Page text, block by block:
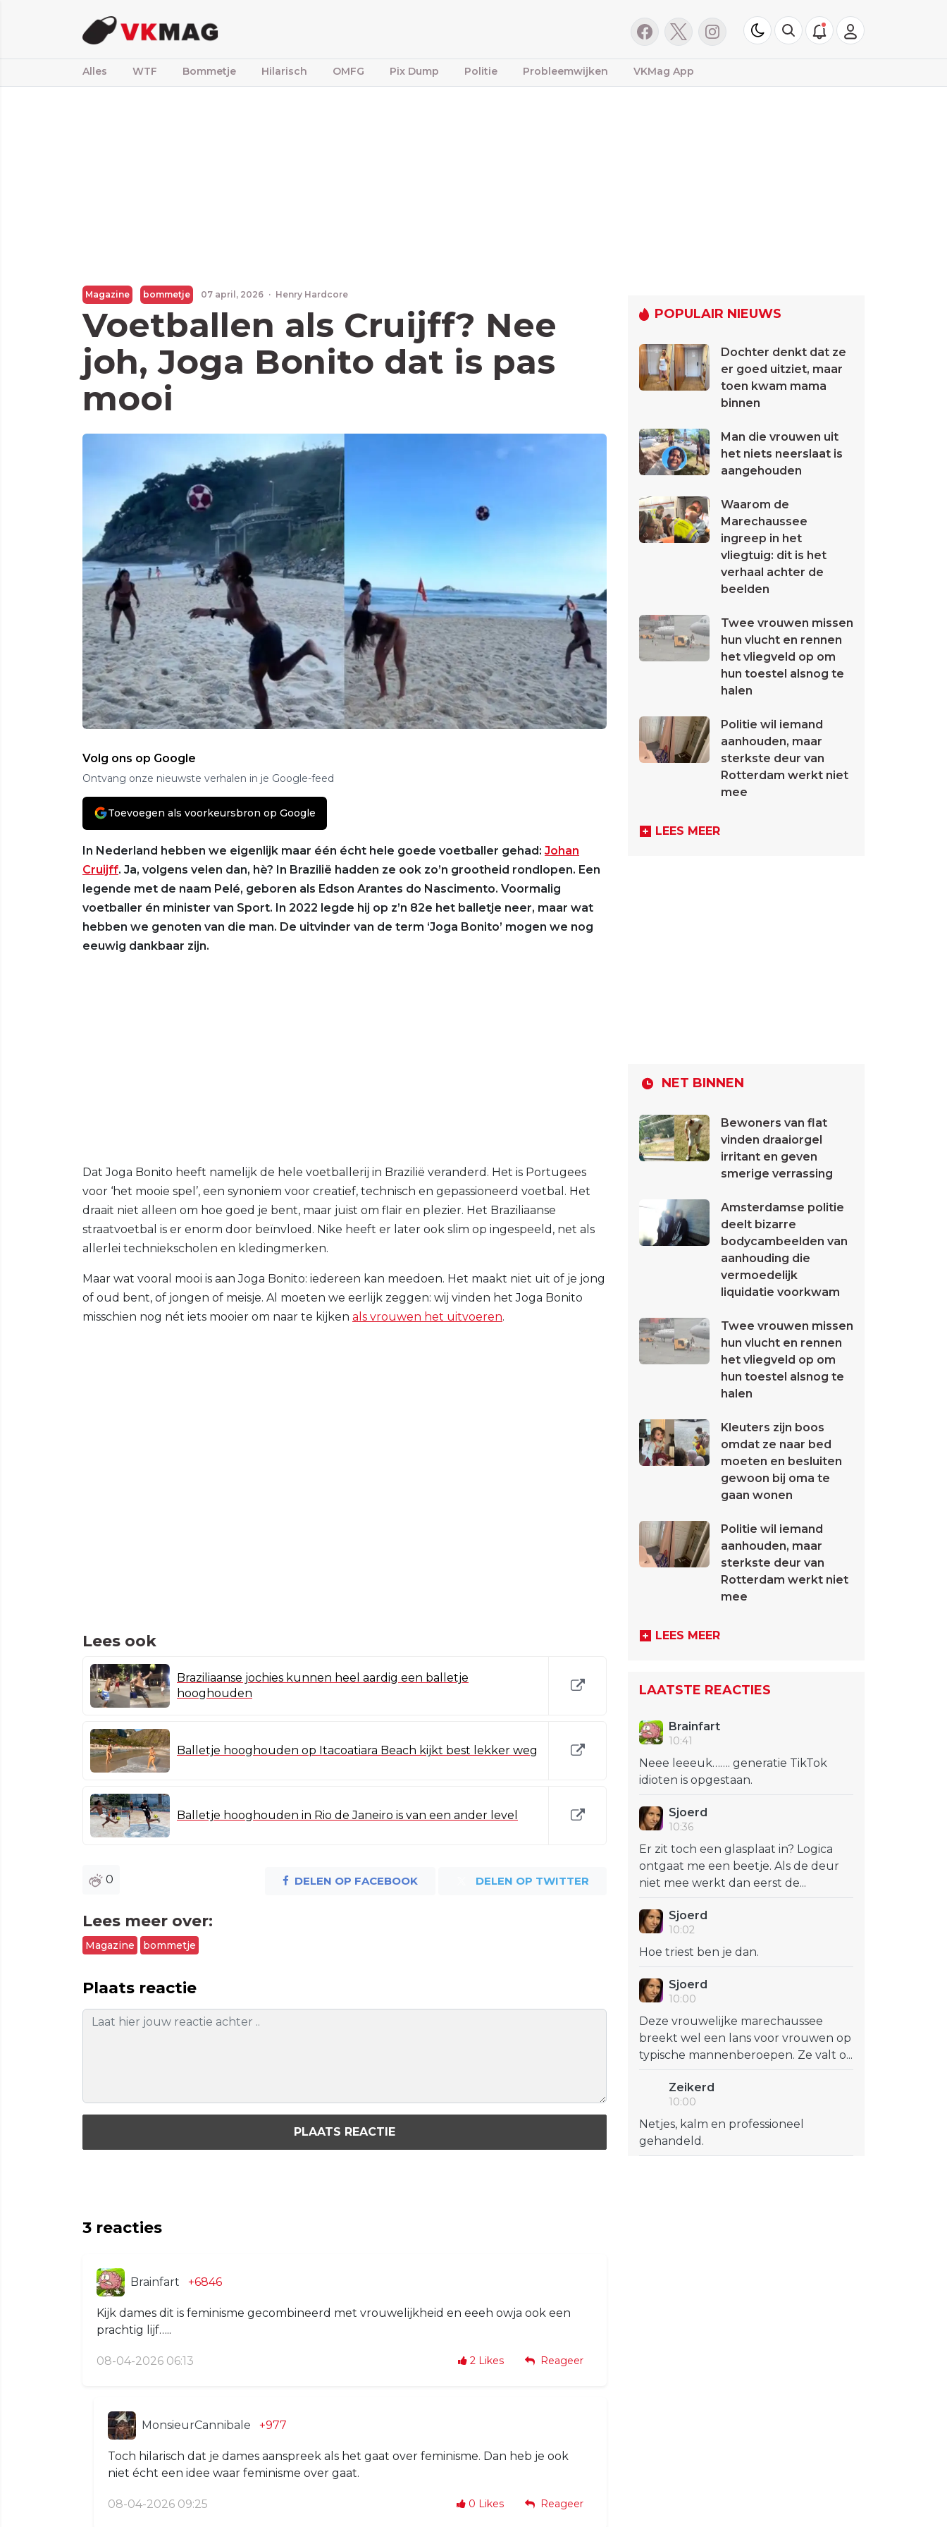
Alles WTF Bommetje Hilarisch OMFG Pix Dump Politie Probleemwijken VKMag App
Magazine bommetje 07 april, 2026 · Henry Hardcore
Voetballen als Cruijff? Nee
joh, Joga Bonito dat is pas
mooi
Volg ons op Google
Ontvang onze nieuwste verhalen in je Google-feed
Toevoegen als voorkeursbron op Google
In Nederland hebben we eigenlijk maar één écht hele goede voetballer gehad: Johan
Cruijff. Ja, volgens velen dan, hè? In Brazilië hadden ze ook zo’n grootheid rondlopen. Een
legende met de naam Pelé, geboren als Edson Arantes do Nascimento. Voormalig
voetballer én minister van Sport. In 2022 legde hij op z’n 82e het balletje neer, maar wat
hebben we genoten van die man. De uitvinder van de term ‘Joga Bonito’ mogen we nog
eeuwig dankbaar zijn.
Dat Joga Bonito heeft namelijk de hele voetballerij in Brazilië veranderd. Het is Portugees
voor ‘het mooie spel’, een synoniem voor creatief, technisch en gepassioneerd voetbal. Het
draait niet alleen om hoe goed je bent, maar juist om flair en plezier. Het Braziliaanse
straatvoetbal is er enorm door beïnvloed. Nike heeft er later ook slim op ingespeeld, net als
allerlei techniekscholen en kledingmerken.
Maar wat vooral mooi is aan Joga Bonito: iedereen kan meedoen. Het maakt niet uit of je jong
of oud bent, of jongen of meisje. Al moeten we eerlijk zeggen: wij vinden het Joga Bonito
misschien nog nét iets mooier om naar te kijken als vrouwen het uitvoeren.
Lees ook
Braziliaanse jochies kunnen heel aardig een balletje
hooghouden
Balletje hooghouden op Itacoatiara Beach kijkt best lekker weg
Balletje hooghouden in Rio de Janeiro is van een ander level
0 DELEN OP FACEBOOK DELEN OP TWITTER
Lees meer over:
Magazine bommetje
Plaats reactie
PLAATS REACTIE
3 reacties
Brainfart +6846
Kijk dames dit is feminisme gecombineerd met vrouwelijkheid en eeeh owja ook een
prachtig lijf…..
08-04-2026 06:13 2 Likes Reageer
MonsieurCannibale +977
Toch hilarisch dat je dames aanspreek als het gaat over feminisme. Dan heb je ook
niet écht een idee waar feminisme over gaat.
08-04-2026 09:25 0 Likes Reageer
POPULAIR NIEUWS
Dochter denkt dat ze
er goed uitziet, maar
toen kwam mama
binnen
Man die vrouwen uit
het niets neerslaat is
aangehouden
Waarom de
Marechaussee
ingreep in het
vliegtuig: dit is het
verhaal achter de
beelden
Twee vrouwen missen
hun vlucht en rennen
het vliegveld op om
hun toestel alsnog te
halen
Politie wil iemand
aanhouden, maar
sterkste deur van
Rotterdam werkt niet
mee
LEES MEER
NET BINNEN
Bewoners van flat
vinden draaiorgel
irritant en geven
smerige verrassing
Amsterdamse politie
deelt bizarre
bodycambeelden van
aanhouding die
vermoedelijk
liquidatie voorkwam
Twee vrouwen missen
hun vlucht en rennen
het vliegveld op om
hun toestel alsnog te
halen
Kleuters zijn boos
omdat ze naar bed
moeten en besluiten
gewoon bij oma te
gaan wonen
Politie wil iemand
aanhouden, maar
sterkste deur van
Rotterdam werkt niet
mee
LEES MEER
LAATSTE REACTIES
Brainfart
10:41
Neee leeeuk……. generatie TikTok
idioten is opgestaan.
Sjoerd
10:36
Er zit toch een glasplaat in? Logica
ontgaat me een beetje. Als de deur
niet mee werkt dan eerst de...
Sjoerd
10:02
Hoe triest ben je dan.
Sjoerd
10:00
Deze vrouwelijke marechaussee
breekt wel een lans voor vrouwen op
typische mannenberoepen. Ze valt o...
Zeikerd
10:00
Netjes, kalm en professioneel
gehandeld.